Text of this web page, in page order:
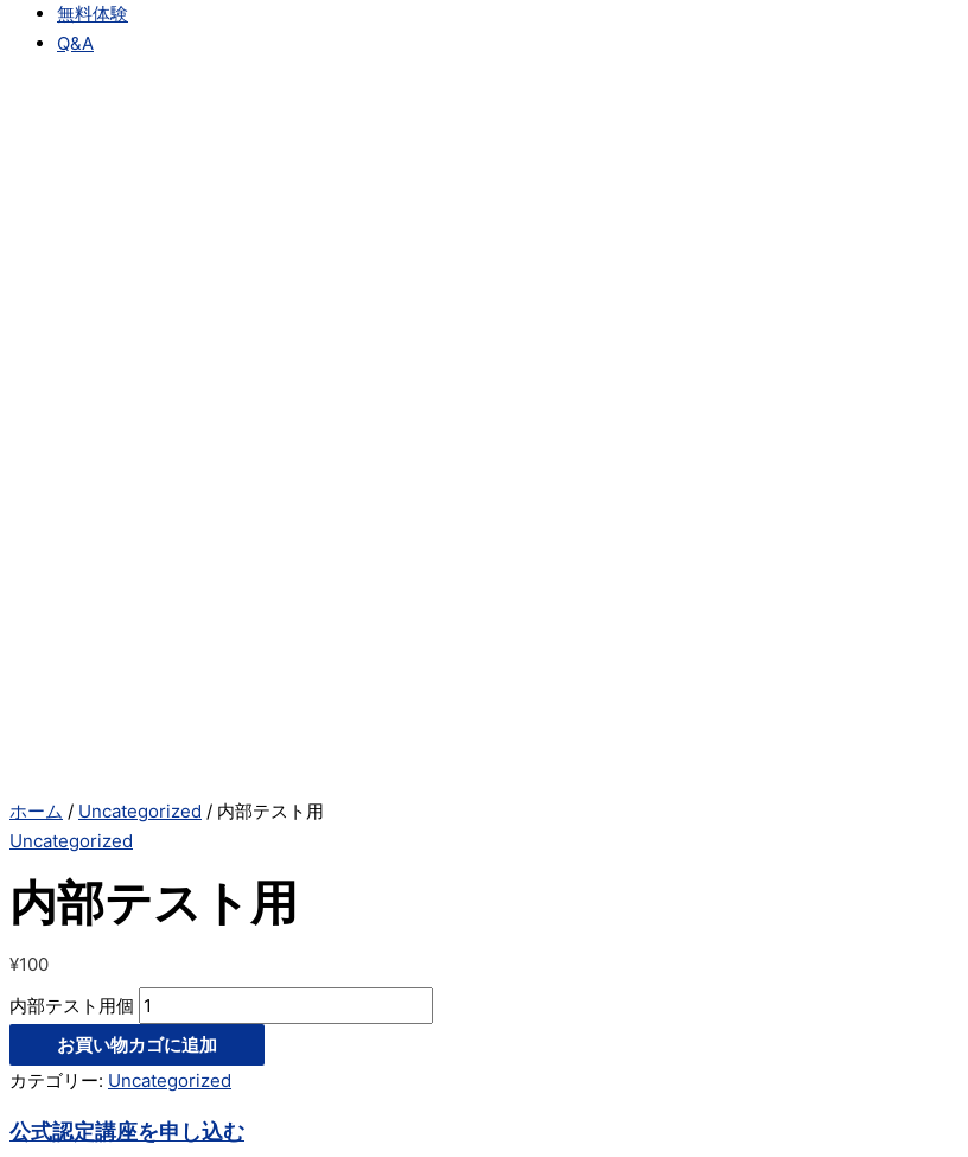
無料体験
Q&A
ホーム / Uncategorized / 内部テスト用
Uncategorized
内部テスト用
¥100
内部テスト用個
お買い物カゴに追加
カテゴリー: Uncategorized
公式認定講座を申し込む